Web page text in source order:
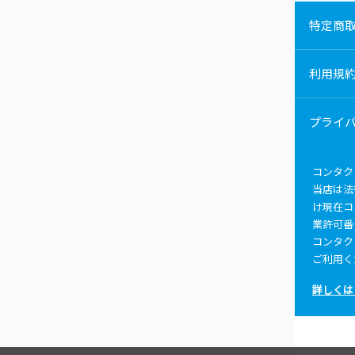
特定商
利用規
プライ
コンタ
当店は
け現在
業許可
コンタ
ご利用
詳しく